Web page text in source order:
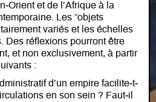
et de l’Afrique à la
Les “objets
variés et les échelles
Des réflexions pourront être
et non exclusivement, à partir
:
d’un empire facilite‐t‐
en son sein ? Faut‐il